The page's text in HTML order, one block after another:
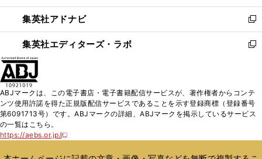
開
く
ウ
で
開
く
ン
ド
ウ
で
ウ
ィ
ン
ド
く
集英社アドナビ
新
し
い
ド
ウ
で
集英社エディターズ・ラボ
新
ィ
ン
ド
ABJマークは、この電子書店・電子書籍配信サービスが、著作権者からコンテ
ンツ使用許諾を得た正規版配信サービスであることを示す登録商標（登録番号
第6091713号）です。ABJマークの詳細、ABJマークを掲示しているサービス
の一覧はこちら。
https://aebs.or.jp/
新
い